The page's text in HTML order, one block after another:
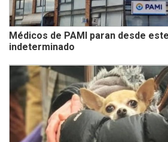
Médicos de PAMI paran desde
indeterminado